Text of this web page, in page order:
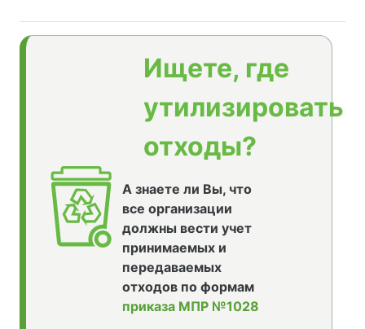
Ищете, где
утилизировать
отходы?
А знаете ли Вы, что
все организации
должны вести учет
принимаемых и
передаваемых
отходов по формам
приказа МПР №1028